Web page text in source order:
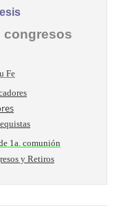
congresos
Fe
1a. comunión
y Retiros